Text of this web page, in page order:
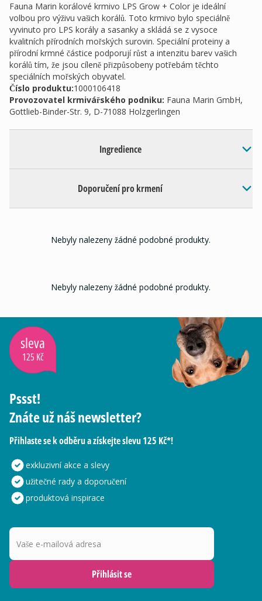
Fauna Marin korálové krmivo LPS Grow + Color je ideální
volbou pro výživu vašich korálů. Toto krmivo bylo speciálně
vyvinuto pro LPS korály a sasanky a skládá se z vysoce
kvalitních přírodních mořských surovin. Speciální proteiny a
přírodní krmné částice podporují růst a intenzitu barev vašich
korálů tím, že jsou cíleně přizpůsobeny potřebám těchto
speciálních mořských obyvatel.
Číslo produktu:1000106418
Provozovatel krmivářského podniku: Fauna Marin GmbH,
Gottlieb-Binder-Str. 9, D-71088 Holzgerlingen
Ingredience
Doporučení pro krmení
Nebyly nalezeny žádné podobné produkty.
Nebyly nalezeny žádné podobné produkty.
sleva
125 Kč
Pssst!
Znáte už náš newsletter?
Přihlaste se k odběru a získejte slevu 125 Kč*!
exkluzivní akce a slevy
užitečné rady a doporučení
produktová inspirace
Vaše e-mailová adresa
Přihlásit se